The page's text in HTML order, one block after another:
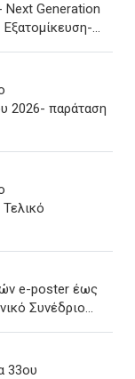
Next Generation
...
2026- παράταση
e-poster έως
Συνέδριο...
33ου